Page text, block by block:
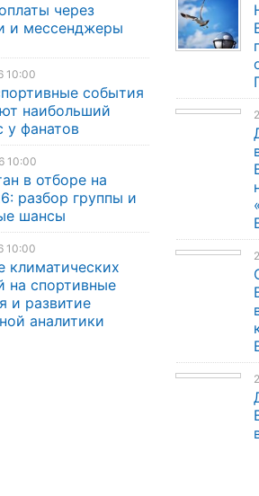
через
и мессенджеры
10:00
события
наибольший
у фанатов
10:00
в отборе на
разбор группы и
шансы
10:00
климатических
на спортивные
и развитие
аналитики